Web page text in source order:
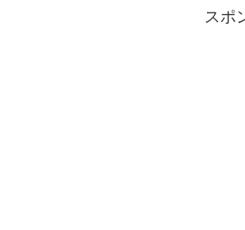
スポ